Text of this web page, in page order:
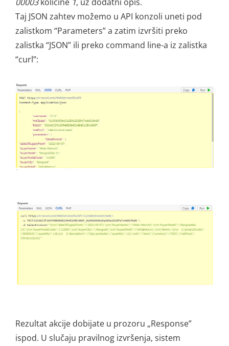
Taj JSON zahtev možemo u API konzoli uneti pod
zalistkom “Parameters” a zatim izvršiti preko
zalistka “JSON” ili preko command line-a iz zalistka
“curl”:
Rezultat akcije dobijate u prozoru „Response”
ispod. U slučaju pravilnog izvršenja, sistem